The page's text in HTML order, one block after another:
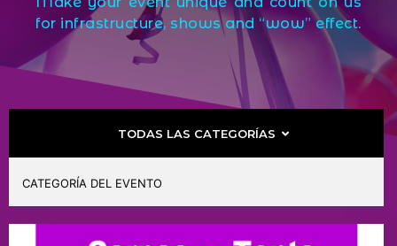
for infrastructure, shows and “wow” effect.
TODAS LAS CATEGORÍAS